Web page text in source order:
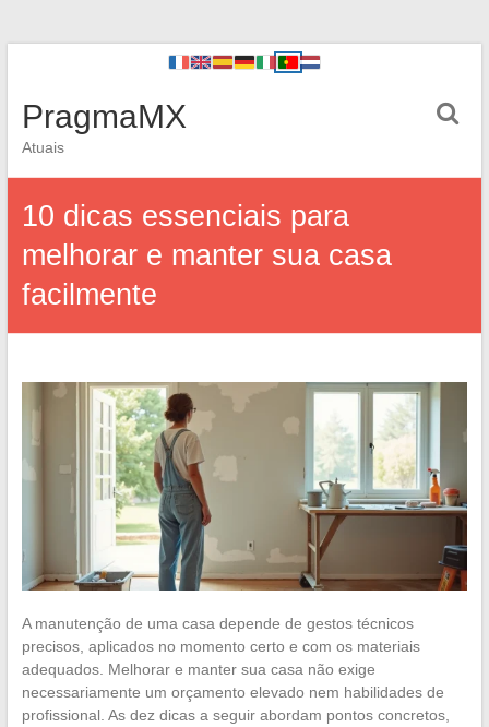
PragmaMX
Atuais
10 dicas essenciais para
melhorar e manter sua casa
facilmente
A manutenção de uma casa depende de gestos técnicos
precisos, aplicados no momento certo e com os materiais
adequados. Melhorar e manter sua casa não exige
necessariamente um orçamento elevado nem habilidades de
profissional. As dez dicas a seguir abordam pontos concretos,